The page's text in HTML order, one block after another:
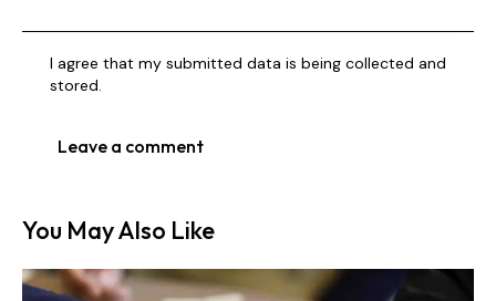
I agree that my submitted data is being collected and
stored.
You May Also Like